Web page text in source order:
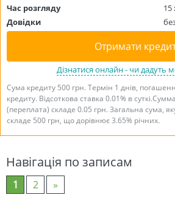
Час розгляду
15
Довідки
Отримати
Дізнатися онлайн - чи дадуть
Сума кредиту 500 грн. Термін 1 днів,
кредиту. Відсоткова ставка 0.01% в
(переплата) складе 0.05 грн. Загальна сума,
складе 500 грн, що дорівнює 3.65% річних.
Навігація по записам
1 2 »